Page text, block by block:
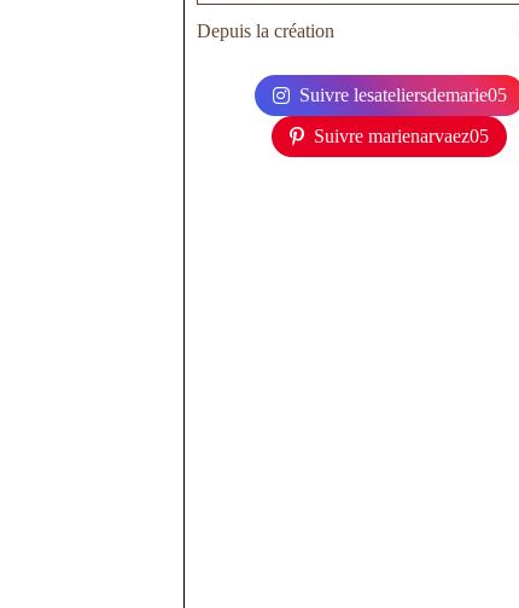
Depuis la création
Suivre lesateliersdemarie05
Suivre marienarvaez05